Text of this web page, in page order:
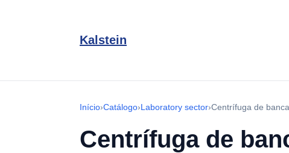
Kalstein
Início›Catálogo›Laboratory sector›Centrífuga de
Centrífuga de